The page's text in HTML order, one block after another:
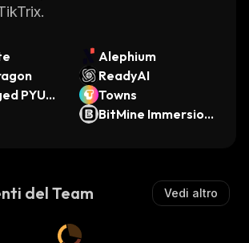
Alephium
ReadyAI
PYUS
Towns
BitMine Immersion
del Team Vedi altro